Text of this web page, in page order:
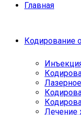
Главная
Кодирование
Лечение